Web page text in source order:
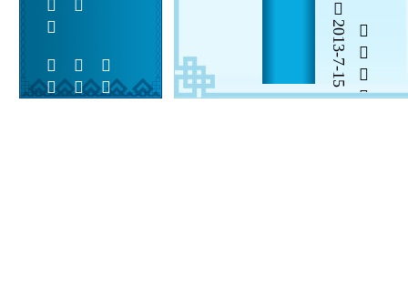
  
2013-7-15